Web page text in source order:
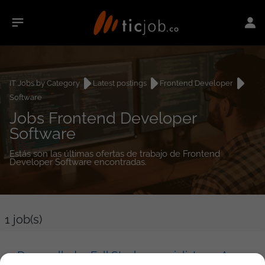
IT Jobs by Category Latest postings
Frontend Developer
Software
Jobs Frontend Developer
Software
Estás son las últimas ofertas de trabajo de Frontend
Developer Software encontradas.
1 job(s)
Desarrollador Full Stack especialista en Angular